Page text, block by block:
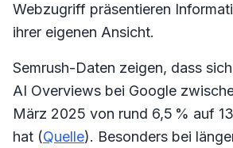
Webzugriff präsentieren
ihrer eigenen Ansicht.
Semrush-Daten zeigen, dass
AI Overviews bei Google
März 2025 von rund 6,5 % auf
hat (Quelle). Besonders bei